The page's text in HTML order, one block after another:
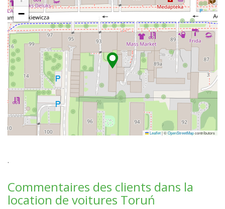
−
Leaflet|©OpenStreetMapcontributors
.
Commentaires des clients dans la
location de voitures Toruń